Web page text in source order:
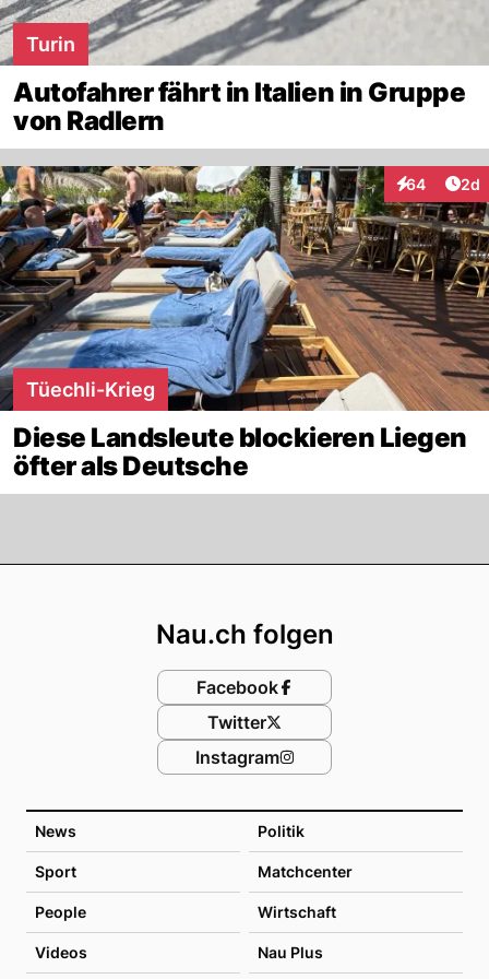
Turin
Autofahrer fährt in Italien in Gruppe
von Radlern
64
Interaktionen
2d
Tüechli-Krieg
Diese Landsleute blockieren Liegen
öfter als Deutsche
News Politik
Sport Matchcenter
People Wirtschaft
Videos Nau Plus
Nau.ch folgen
Facebook
Twitter
Instagram